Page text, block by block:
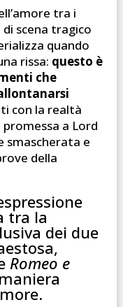
tra i
scena tragico
quando
rissa: questo è
che
con la realtà
a Lord
smascherata e
della
tra la
dei due
Romeo e